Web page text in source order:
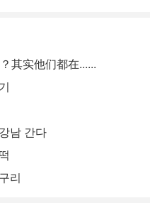
其实他们都在......
남 간다
리